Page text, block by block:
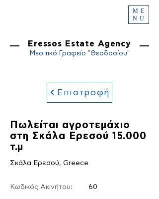
Eressos Estate Agency
Μεσιτικό Γραφείο "Θεοδοσίου"
ME
NU
Επιστροφή
Πωλείται αγροτεμάχιο
στη Σκάλα Ερεσού 15.000
τ.μ
Σκάλα Ερεσού, Greece
Κωδικός Ακινήτου: 60